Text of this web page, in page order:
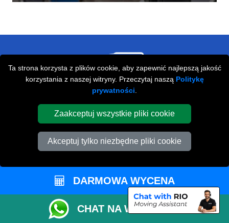
Ta strona korzysta z plików cookie, aby zapewnić najlepszą jakość
korzystania z naszej witryny. Przeczytaj naszą Politykę
prywatności
Zaakceptuj wszystkie pliki cookie
Akceptuj tylko niezbędne pliki cookie
Przeprowadzki Londyn
673 Seven Sisters Road
N15 5LA London,UK
Napisz do nas
STREFA KLIENTA
DARMOWA WYCENA
CHAT NA WHATSAPP